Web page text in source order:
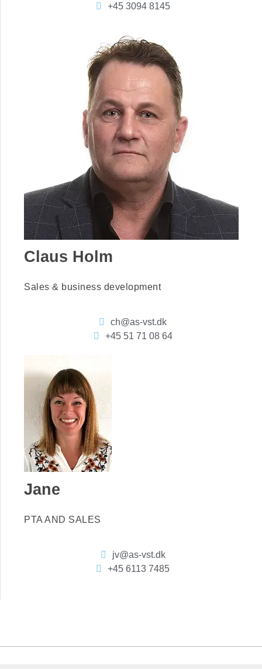
+45 3094 8145
Claus Holm
Sales & business development
ch@as-vst.dk
+45 51 71 08 64
Jane
PTA AND SALES
jv@as-vst.dk
+45 6113 7485